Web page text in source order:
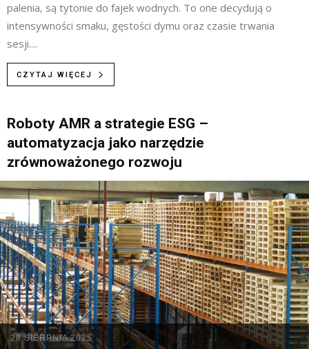
palenia, są tytonie do fajek wodnych. To one decydują o
intensywności smaku, gęstości dymu oraz czasie trwania
sesji....
CZYTAJ WIĘCEJ
Roboty AMR a strategie ESG –
automatyzacja jako narzędzie
zrównoważonego rozwoju
28 SIERPNIA 2025